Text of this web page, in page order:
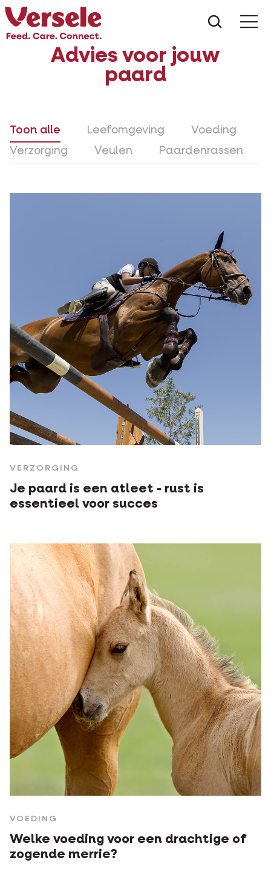
Advies voor jouw
paard
Toon alle Leefomgeving
Voeding
Verzorging
Veulen Paardenrassen
VERZORGING
Je paard is een atleet - rust is
essentieel voor succes
VOEDING
Welke voeding voor een drachtige of
zogende merrie?